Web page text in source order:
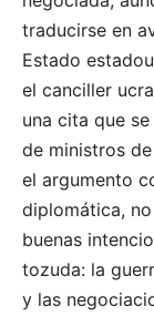
traducirse en
Estado
el canciller
una cita que
de ministros
el argumento
diplomática,
buenas
tozuda: la
y las